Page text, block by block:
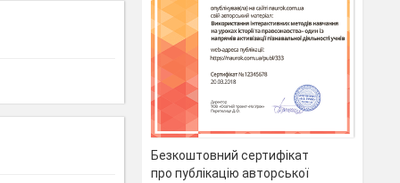
Безкоштовний сертифікат
про публікацію авторської